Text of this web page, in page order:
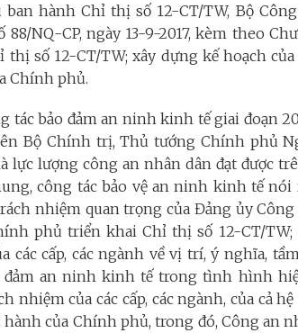
ban hành Chỉ thị số 12-CT/TW, Bộ
88/NQ-CP, ngày 13-9-2017, kèm theo
thị số 12-CT/TW; xây dựng kế hoạch
Chính phủ.
tác bảo đảm an ninh kinh tế giai đoạn
Bộ Chính trị, Thủ tướng Chính phủ
lực lượng công an nhân dân đạt được
công tác bảo vệ an ninh kinh tế
nhiệm quan trọng của Đảng ủy
phủ triển khai Chỉ thị số 12-CT/
các cấp, các ngành về vị trí, ý nghĩa,
đảm an ninh kinh tế trong tình hình
nhiệm của các cấp, các ngành, của cả
hành của Chính phủ, trong đó, Công an